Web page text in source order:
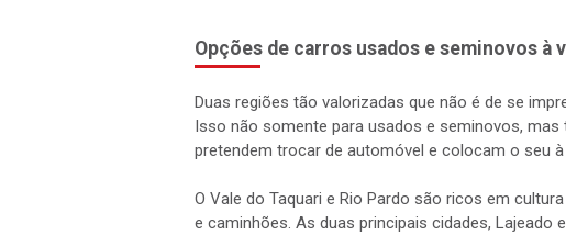
Opções de carros usados e seminovos à
Duas regiões tão valorizadas que não é de se
Isso não somente para usados e seminovos,
pretendem trocar de automóvel e colocam o seu à
O Vale do Taquari e Rio Pardo são ricos em
e caminhões. As duas principais cidades,